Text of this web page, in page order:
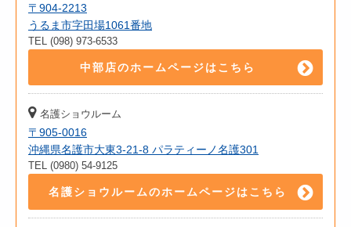
〒904-2213
うるま市字田場1061番地
TEL (098) 973-6533
中部店のホームページはこちら
名護ショウルーム
〒905-0016
沖縄県名護市大東3-21-8 パラティーノ名護301
TEL (0980) 54-9125
名護ショウルームのホームページはこちら